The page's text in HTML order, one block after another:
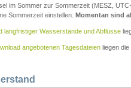
im Sommer zur Sommerzeit (MESZ,
Sommerzeit einstellen. Momentan sind
langfristiger Wasserstände und Abflüsse
angebotenen Tagesdateien liegen